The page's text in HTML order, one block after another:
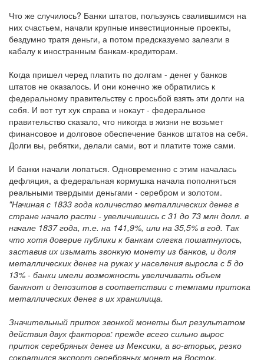
Что же случилось? Банки штатов, пользуясь свалившимся на
них счастьем, начали крупные инвестиционные проекты,
бездумно тратя деньги, а потом предсказуемо залезли в
кабалу к иностранным банкам-кредиторам.
Когда пришел черед платить по долгам - денег у банков
штатов не оказалось. И они конечно же обратились к
федеральному правительству с просьбой взять эти долги на
себя. И вот тут хук справа и нокаут - федеральное
правительство сказало, что никогда в жизни не возьмет
финансовое и долговое обеспечение банков штатов на себя.
Долги вы, ребятки, делали сами, вот и платите тоже сами.
И банки начали лопаться. Одновременно с этим началась
дефляция, а федеральная кормушка начала пополняться
реальными твердыми деньгами - серебром и золотом.
"Начиная с 1833 года количество металлических денег в
стране начало расти - увеличившись с 31 до 73 млн долл. в
начале 1837 года, т.е. на 141,9%, или на 35,5% в год. Так
что хотя доверие публики к банкам слегка пошатнулось,
заставив их изымать звонкую монету из банков, и доля
металлических денег на руках у населения выросла с 5 до
13% - банки имели возможность увеличивать объем
банкнот и депозитов в соответствии с темпами притока
металлических денег в их хранилища.
Значительный приток звонкой монеты был результатом
действия двух факторов: прежде всего сильно вырос
приток серебряных денег из Мексики, а во-вторых, резко
сократился экспорт серебряных монет на Восток.